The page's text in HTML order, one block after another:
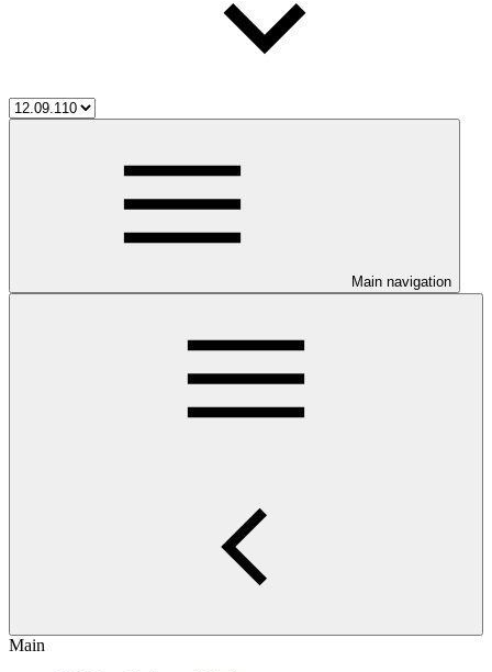
Main navigation
Main